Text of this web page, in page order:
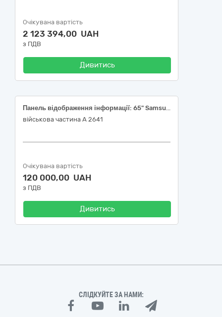
Очікувана вартість
2 123 394,00 UAH
з ПДВ
Дивитись
Панель відображення інформації: 65" Samsung Crystal UHD U7000F 4K Smart TV (2025) з настінним кріпленням та кабелем HDMI 15 м
військова частина А 2641
Очікувана вартість
120 000,00 UAH
з ПДВ
Дивитись
СЛІДКУЙТЕ ЗА НАМИ: